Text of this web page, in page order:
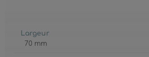
Largeur
70 mm